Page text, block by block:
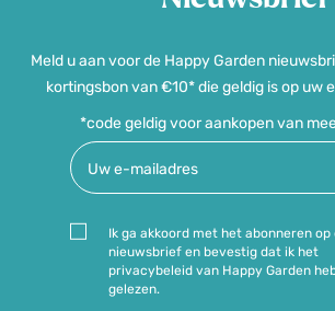
Meld u aan voor de Happy Garden
kortingsbon van €10* die geldig is op uw
*code geldig voor aankopen van
Ik ga akkoord met het abonneren op
nieuwsbrief en bevestig dat ik het
privacybeleid van Happy Garden
gelezen.